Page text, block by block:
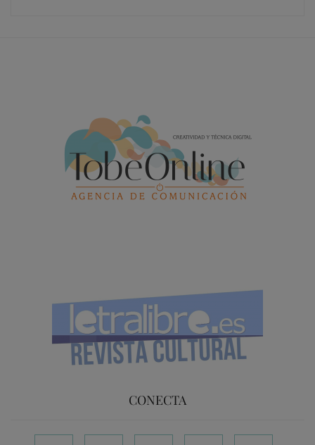
CONECTA